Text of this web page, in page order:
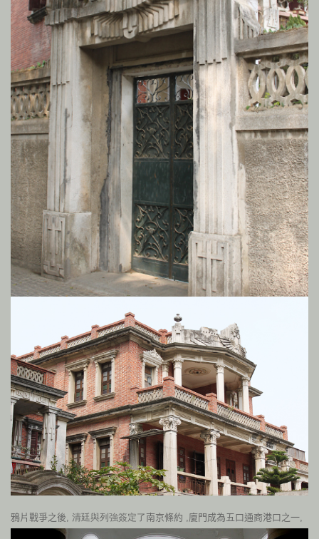
鴉片戰爭之後 , 清廷與列強簽定了 南京條約 廈門成為五口通商港口之一